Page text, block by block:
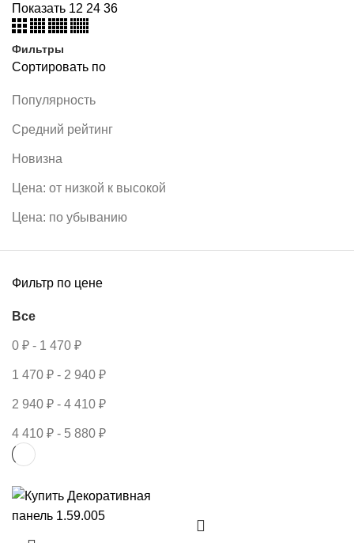
Показать 12 24 36
Фильтры
Сортировать по
Популярность
Средний рейтинг
Новизна
Цена: от низкой к высокой
Цена: по убыванию
Фильтр по цене
Все
0 ₽ - 1 470 ₽
1 470 ₽ - 2 940 ₽
2 940 ₽ - 4 410 ₽
4 410 ₽ - 5 880 ₽